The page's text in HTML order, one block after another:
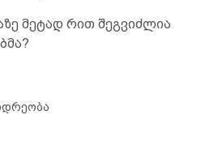
მეტად რით შეგვიძლია